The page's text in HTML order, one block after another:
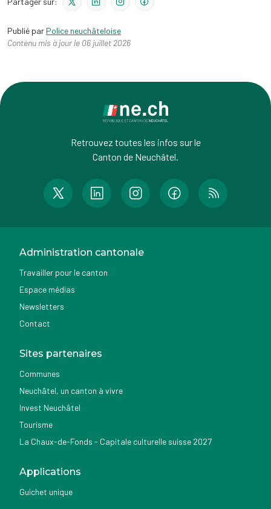
Publié par Police neuchâteloise
Contenu mis à jour le 06 juillet 2026
Retrouvez toutes les infos sur le
Canton de Neuchâtel.
Administration cantonale
Travailler pour le canton
Espace médias
Newsletters
Contact
Sites partenaires
Communes
Neuchâtel, un canton à vivre
Invest Neuchâtel
Tourisme
La Chaux-de-Fonds - Capitale culturelle suisse 2027
Applications
Guichet unique